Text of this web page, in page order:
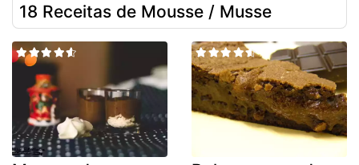
18 Receitas de Mousse / Musse